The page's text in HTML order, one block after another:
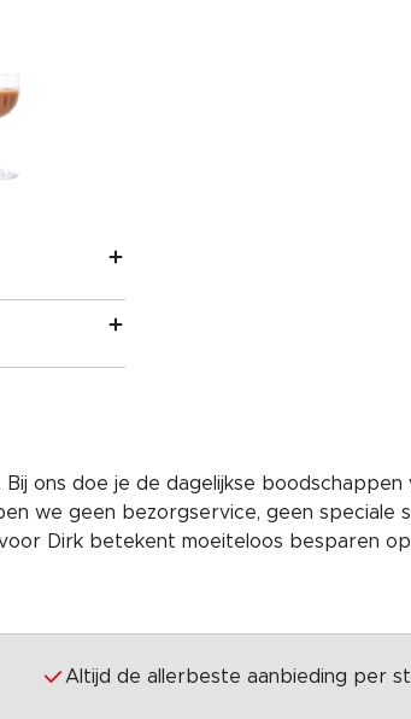
ons doe je de dagelijkse
we geen bezorgservice, geen speciale
Dirk betekent moeiteloos besparen
Altijd de allerbeste aanbieding per